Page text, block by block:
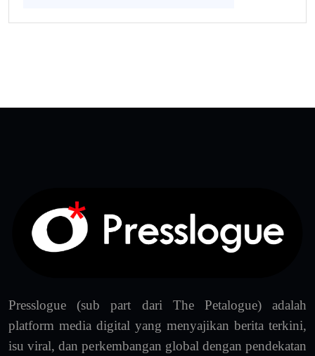
Presslogue (sub part dari The Petalogue) adalah
platform media digital yang menyajikan berita terkini,
isu viral, dan perkembangan global dengan pendekatan